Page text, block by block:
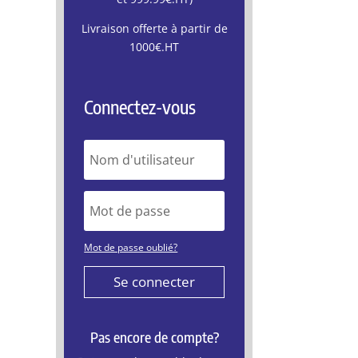
Livraison offerte à partir de
1000€.HT
Connectez-vous
Mot de passe oublié?
Se connecter
Pas encore de compte?